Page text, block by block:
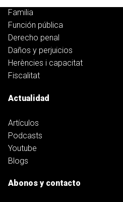
Familia
Función pública
Derecho penal
Daños y perjuicios
Herències i capacitat
Fiscalitat
Actualidad
Artículos
Podcasts
Youtube
Blogs
Abonos y contacto